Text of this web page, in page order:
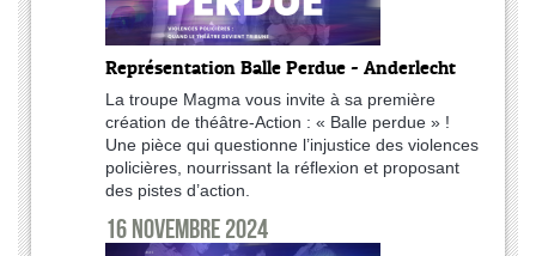
Représentation Balle Perdue - Anderlecht
La troupe Magma vous invite à sa première
création de théâtre-Action : « Balle perdue » !
Une pièce qui questionne l’injustice des violences
policières, nourrissant la réflexion et proposant
des pistes d’action.
16 novembre 2024